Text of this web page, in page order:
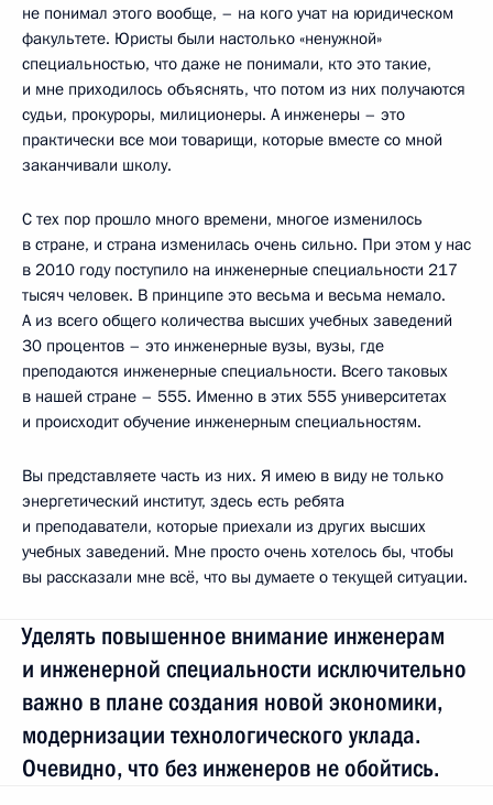
не понимал этого вообще, – на кого учат на юридическом
факультете. Юристы были настолько «ненужной»
специальностью, что даже не понимали, кто это такие,
и мне приходилось объяснять, что потом из них получаются
судьи, прокуроры, милиционеры. А инженеры – это
практически все мои товарищи, которые вместе со мной
заканчивали школу.
С тех пор прошло много времени, многое изменилось
в стране, и страна изменилась очень сильно. При этом у нас
в 2010 году поступило на инженерные специальности 217
тысяч человек. В принципе это весьма и весьма немало.
А из всего общего количества высших учебных заведений
30 процентов – это инженерные вузы, вузы, где
преподаются инженерные специальности. Всего таковых
в нашей стране – 555. Именно в этих 555 университетах
и происходит обучение инженерным специальностям.
Вы представляете часть из них. Я имею в виду не только
энергетический институт, здесь есть ребята
и преподаватели, которые приехали из других высших
учебных заведений. Мне просто очень хотелось бы, чтобы
вы рассказали мне всё, что вы думаете о текущей ситуации.
Уделять повышенное внимание инженерам
и инженерной специальности исключительно
важно в плане создания новой экономики,
модернизации технологического уклада.
Очевидно, что без инженеров не обойтись.